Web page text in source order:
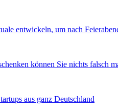
entwickeln, um nach
können Sie nichts falsch
aus ganz Deutschland